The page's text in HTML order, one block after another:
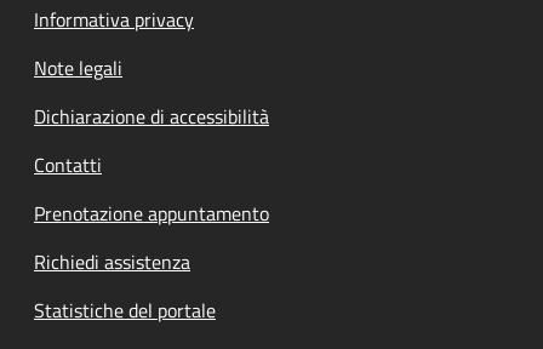
Informativa privacy
Note legali
Dichiarazione di accessibilità
Contatti
Prenotazione appuntamento
Richiedi assistenza
Statistiche del portale